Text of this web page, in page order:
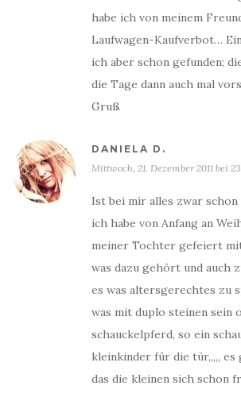
habe ich von meinem
Laufwagen-Kaufverbot…
ich aber schon gefunden;
die Tage dann auch mal
Gruß
DANIELA D.
Mittwoch, 21. Dezember 2011 bei
Ist bei mir alles zwar schon
ich habe von Anfang an
meiner Tochter gefeiert
was dazu gehört und auch
es was altersgerechtes zu
was mit duplo steinen sein
schauckelpferd, so ein
kleinkinder für die tür,,,,,
das die kleinen sich schon